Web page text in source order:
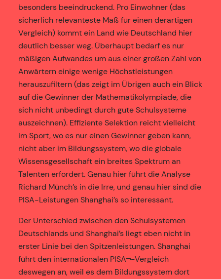
besonders beeindruckend. Pro Einwohner (das
sicherlich relevanteste Maß für einen derartigen
Vergleich) kommt ein Land wie Deutschland hier
deutlich besser weg. Überhaupt bedarf es nur
mäßigen Aufwandes um aus einer großen Zahl von
Anwärtern einige wenige Höchstleistungen
herauszufiltern (das zeigt im Übrigen auch ein Blick
auf die Gewinner der Mathematikolympiade, die
sich nicht unbedingt durch gute Schulsysteme
auszeichnen). Effiziente Selektion reicht vielleicht
im Sport, wo es nur einen Gewinner geben kann,
nicht aber im Bildungssystem, wo die globale
Wissensgesellschaft ein breites Spektrum an
Talenten erfordert. Genau hier führt die Analyse
Richard Münch’s in die Irre, und genau hier sind die
PISA-Leistungen Shanghai’s so interessant.
Der Unterschied zwischen den Schulsystemen
Deutschlands und Shanghai’s liegt eben nicht in
erster Linie bei den Spitzenleistungen. Shanghai
führt den internationalen PISA¬-Vergleich
deswegen an, weil es dem Bildungssystem dort